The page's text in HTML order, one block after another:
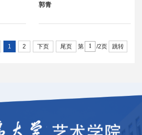
郭青
1 2 下页 尾页 第 /2页 跳转